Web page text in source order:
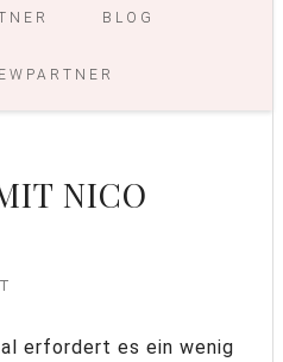
BLOG
NICO
erfordert es ein wenig